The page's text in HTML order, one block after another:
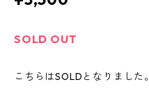
SOLD OUT
こちらはSOLDとなりました。